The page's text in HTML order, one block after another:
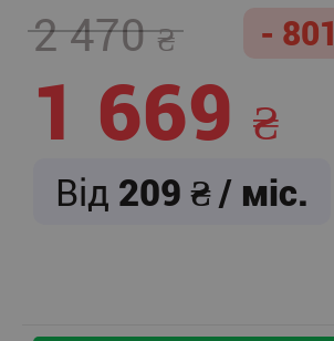
2 470 - 801
1 669
Від 209 / міс.